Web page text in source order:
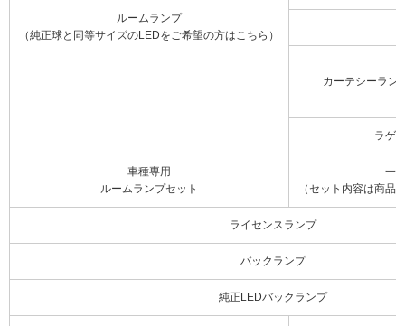
ルームランプ
（純正球と同等サイズのLEDをご希望の方はこちら）
カーテシーラン
ラゲ
車種専用
ルームランプセット
一
（セット内容は商品
ライセンスランプ
バックランプ
純正LEDバックランプ